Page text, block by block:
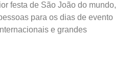
festa de São João do mundo,
para os dias de evento
e grandes